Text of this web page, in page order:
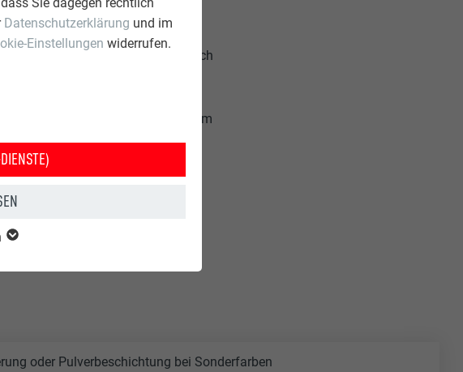
Datenschutzerklärung und im
Einstellungen widerrufen.
mehrheitlich noch wenig Sinn
aus Architektur,
die 16 m²-Zimmer minimalistisch
Einheiten mit optimaler
mit voller Konzentration auf die
nicht um Knausern, sondern um
und den Beweis, dass
Atmosphäre machen kann“.
oder Pulverbeschichtung bei Sonderfarben